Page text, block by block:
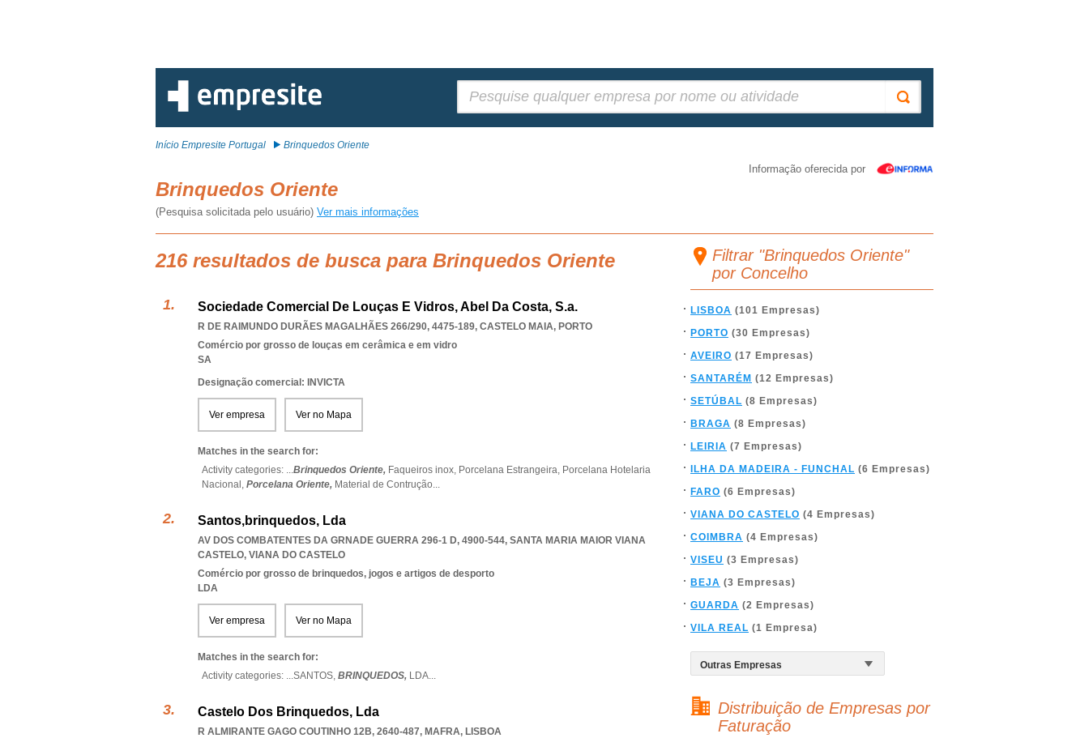
Início Empresite Portugal Brinquedos Oriente
Informação oferecida por
Brinquedos Oriente
(Pesquisa solicitada pelo usuário) Ver mais informações
216 resultados de busca para Brinquedos Oriente
Sociedade Comercial De Louças E Vidros, Abel Da Costa, S.a.
R DE RAIMUNDO DURÃES MAGALHÃES 266/290, 4475-189, CASTELO MAIA, PORTO
Comércio por grosso de louças em cerâmica e em vidro
SA
Designação comercial: INVICTA
Ver empresa Ver no Mapa
Matches in the search for:
Activity categories: ...Brinquedos Oriente, Faqueiros inox, Porcelana Estrangeira, Porcelana Hotelaria
Nacional, Porcelana Oriente, Material de Contrução...
Santos,brinquedos, Lda
AV DOS COMBATENTES DA GRNADE GUERRA 296-1 D, 4900-544, SANTA MARIA MAIOR VIANA
CASTELO, VIANA DO CASTELO
Comércio por grosso de brinquedos, jogos e artigos de desporto
LDA
Ver empresa Ver no Mapa
Matches in the search for:
Activity categories: ...SANTOS, BRINQUEDOS, LDA...
Castelo Dos Brinquedos, Lda
R ALMIRANTE GAGO COUTINHO 12B, 2640-487, MAFRA, LISBOA
Filtrar "Brinquedos Oriente"
por Concelho
LISBOA (101 Empresas)
PORTO (30 Empresas)
AVEIRO (17 Empresas)
SANTARÉM (12 Empresas)
SETÚBAL (8 Empresas)
BRAGA (8 Empresas)
LEIRIA (7 Empresas)
ILHA DA MADEIRA - FUNCHAL (6 Empresas)
FARO (6 Empresas)
VIANA DO CASTELO (4 Empresas)
COIMBRA (4 Empresas)
VISEU (3 Empresas)
BEJA (3 Empresas)
GUARDA (2 Empresas)
VILA REAL (1 Empresa)
Distribuição de Empresas por
Faturação